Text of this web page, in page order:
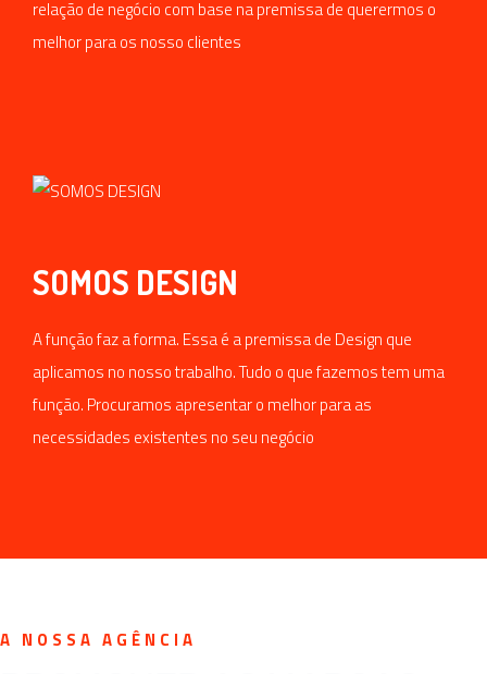
relação de negócio com base na premissa de querermos o
melhor para os nosso clientes
SOMOS DESIGN
A função faz a forma. Essa é a premissa de Design que
aplicamos no nosso trabalho. Tudo o que fazemos tem uma
função. Procuramos apresentar o melhor para as
necessidades existentes no seu negócio
A NOSSA AGÊNCIA